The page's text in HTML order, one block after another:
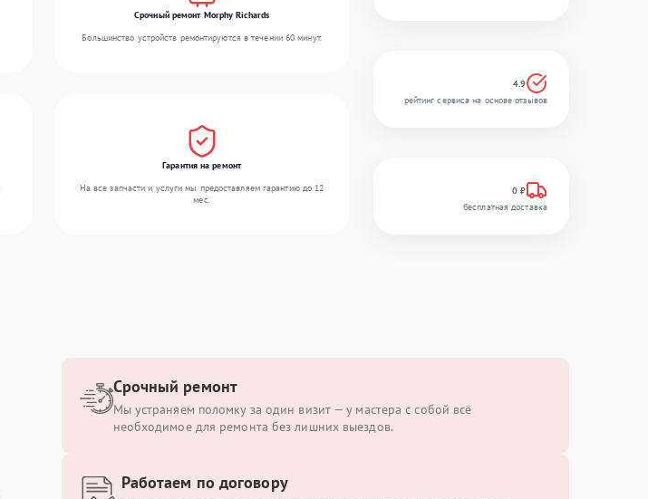
Срочный ремонт Morphy Richards
Большинство устройств ремонтируются в течении 60 минут.
Гарантия на ремонт
На все запчасти и услуги мы предоставляем гарантию до 12
мес.
4.9
рейтинг сервиса на основе отзывов
0 ₽
бесплатная доставка
Срочный ремонт
Мы устраняем поломку за один визит — у мастера с собой всё
необходимое для ремонта без лишних выездов.
Работаем по договору